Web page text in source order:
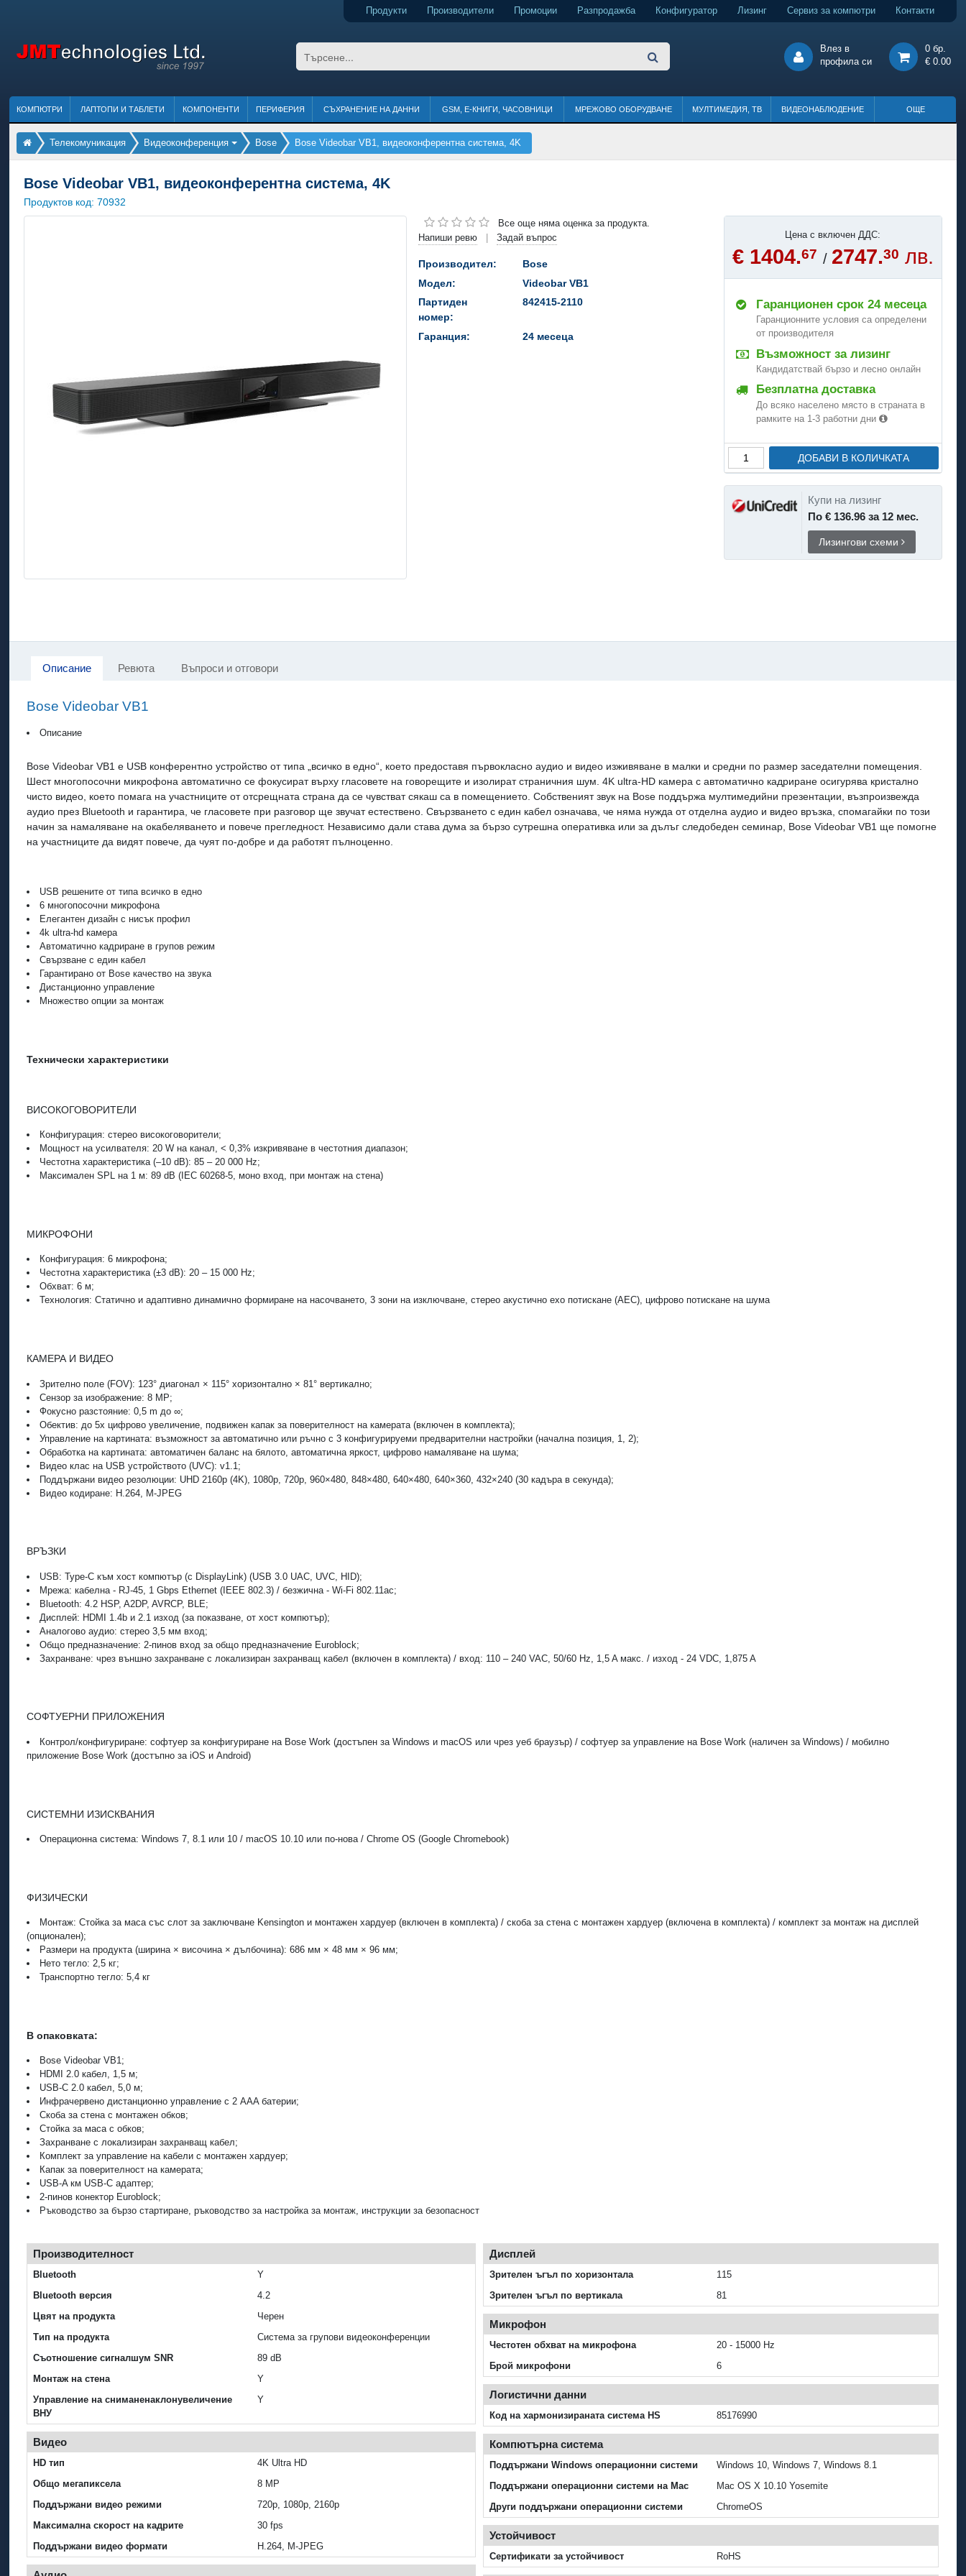
Продукти Производители Промоции Разпродажба Конфигуратор Лизинг Сервиз за компютри Контакти
Влез в
профила си
0 бр.
€ 0.00
КОМПЮТРИ ЛАПТОПИ И ТАБЛЕТИ КОМПОНЕНТИ ПЕРИФЕРИЯ СЪХРАНЕНИЕ НА ДАННИ GSM, Е-КНИГИ, ЧАСОВНИЦИ МРЕЖОВО ОБОРУДВАНЕ МУЛТИМЕДИЯ, ТВ ВИДЕОНАБЛЮДЕНИЕ ОЩЕ
Телекомуникация Видеоконференция Bose Bose Videobar VB1, видеоконферентна система, 4K
Bose Videobar VB1, видеоконферентна система, 4K
Продуктов код:70932
Все още няма оценка за продукта.
Напиши ревю
Задай въпрос
Производител:
Bose
Модел:
Videobar VB1
Партиден
номер:
842415-2110
Гаранция: 24 месеца
Цена с включен ДДС:
€ 1404.67 / 2747.30 лв.
Гаранционен срок 24 месеца
Гаранционните условия са определени
от производителя
Възможност за лизинг
Кандидатствай бързо и лесно онлайн
Безплатна доставка
До всяко населено място в страната в
рамките на 1-3 работни дни
ДОБАВИ В КОЛИЧКАТА
Купи на лизинг
По € 136.96 за 12 мес.
Лизингови схеми
Описание Ревюта Въпроси и отговори
Bose Videobar VB1
Описание
Bose Videobar VB1 е USB конферентно устройство от типа „всичко в едно“, което предоставя първокласно аудио и видео изживяване в малки и средни по размер заседателни помещения.
Шест многопосочни микрофона автоматично се фокусират върху гласовете на говорещите и изолират страничния шум. 4K ultra-HD камера с автоматично кадриране осигурява кристално
чисто видео, което помага на участниците от отсрещната страна да се чувстват сякаш са в помещението. Собственият звук на Bose поддържа мултимедийни презентации, възпроизвежда
аудио през Bluetooth и гарантира, че гласовете при разговор ще звучат естествено. Свързването с един кабел означава, че няма нужда от отделна аудио и видео връзка, спомагайки по този
начин за намаляване на окабеляването и повече прегледност. Независимо дали става дума за бързо сутрешна оперативка или за дълъг следобеден семинар, Bose Videobar VB1 ще помогне
на участниците да видят повече, да чуят по-добре и да работят пълноценно.
USB решените от типа всичко в едно
6 многопосочни микрофона
Елегантен дизайн с нисък профил
4k ultra-hd камера
Автоматично кадриране в групов режим
Свързване с един кабел
Гарантирано от Bose качество на звука
Дистанционно управление
Множество опции за монтаж
Технически характеристики
ВИСОКОГОВОРИТЕЛИ
Конфигурация: стерео високоговорители;
Мощност на усилвателя: 20 W на канал, < 0,3% изкривяване в честотния диапазон;
Честотна характеристика (–10 dB): 85 – 20 000 Hz;
Максимален SPL на 1 м: 89 dB (IEC 60268-5, моно вход, при монтаж на стена)
МИКРОФОНИ
Конфигурация: 6 микрофона;
Честотна характеристика (±3 dB): 20 – 15 000 Hz;
Обхват: 6 м;
Технология: Статично и адаптивно динамично формиране на насочването, 3 зони на изключване, стерео акустично ехо потискане (AEC), цифрово потискане на шума
КАМЕРА И ВИДЕО
Зрително поле (FOV): 123° диагонал × 115° хоризонтално × 81° вертикално;
Сензор за изображение: 8 MP;
Фокусно разстояние: 0,5 m до ∞;
Обектив: до 5x цифрово увеличение, подвижен капак за поверителност на камерата (включен в комплекта);
Управление на картината: възможност за автоматично или ръчно с 3 конфигурируеми предварителни настройки (начална позиция, 1, 2);
Обработка на картината: автоматичен баланс на бялото, автоматична яркост, цифрово намаляване на шума;
Видео клас на USB устройството (UVC): v1.1;
Поддържани видео резолюции: UHD 2160p (4K), 1080p, 720p, 960×480, 848×480, 640×480, 640×360, 432×240 (30 кадъра в секунда);
Видео кодиране: H.264, M-JPEG
ВРЪЗКИ
USB: Type-C към хост компютър (с DisplayLink) (USB 3.0 UAC, UVC, HID);
Мрежа: кабелна - RJ-45, 1 Gbps Ethernet (IEEE 802.3) / безжична - Wi-Fi 802.11ac;
Bluetooth: 4.2 HSP, A2DP, AVRCP, BLE;
Дисплей: HDMI 1.4b и 2.1 изход (за показване, от хост компютър);
Аналогово аудио: стерео 3,5 мм вход;
Общо предназначение: 2-пинов вход за общо предназначение Euroblock;
Захранване: чрез външно захранване с локализиран захранващ кабел (включен в комплекта) / вход: 110 – 240 VAC, 50/60 Hz, 1,5 A макс. / изход - 24 VDC, 1,875 A
СОФТУЕРНИ ПРИЛОЖЕНИЯ
Контрол/конфигуриране: софтуер за конфигуриране на Bose Work (достъпен за Windows и macOS или чрез уеб браузър) / софтуер за управление на Bose Work (наличен за Windows) / мобилно
приложение Bose Work (достъпно за iOS и Android)
СИСТЕМНИ ИЗИСКВАНИЯ
Операционна система: Windows 7, 8.1 или 10 / macOS 10.10 или по-нова / Chrome OS (Google Chromebook)
ФИЗИЧЕСКИ
Монтаж: Стойка за маса със слот за заключване Kensington и монтажен хардуер (включен в комплекта) / скоба за стена с монтажен хардуер (включена в комплекта) / комплект за монтаж на дисплей
(опционален);
Размери на продукта (ширина × височина × дълбочина): 686 мм × 48 мм × 96 мм;
Нето тегло: 2,5 кг;
Транспортно тегло: 5,4 кг
В опаковката:
Bose Videobar VB1;
HDMI 2.0 кабел, 1,5 м;
USB-C 2.0 кабел, 5,0 м;
Инфрачервено дистанционно управление с 2 AAA батерии;
Скоба за стена с монтажен обков;
Стойка за маса с обков;
Захранване с локализиран захранващ кабел;
Комплект за управление на кабели с монтажен хардуер;
Капак за поверителност на камерата;
USB-A км USB-C адаптер;
2-пинов конектор Euroblock;
Ръководство за бързо стартиране, ръководство за настройка за монтаж, инструкции за безопасност
Производителност
Bluetooth
Y
Bluetooth версия
4.2
Цвят на продукта
Черен
Тип на продукта
Система за групови видеоконференции
Cъотношение сигналшум SNR
89 dB
Монтаж на стена
Y
Управление на сниманенаклонувеличение
ВНУ
Y
Видео
HD тип
4K Ultra HD
Общо мегапиксела
8 MP
Поддържани видео режими
720p, 1080p, 2160p
Максимална скорост на кадрите
30 fps
Поддържани видео формати
H.264, M-JPEG
Дисплей
Зрителен ъгъл по хоризонтала
115
Зрителен ъгъл по вертикала
81
Микрофон
Честотен обхват на микрофона
20 - 15000 Hz
Брой микрофони
6
Логистични данни
Код на хармонизираната система HS 85176990
Компютърна система
Поддържани Windows операционни системи
Windows 10, Windows 7, Windows 8.1
Поддържани операционни системи на Mac
Mac OS X 10.10 Yosemite
Други поддържани операционни системи
ChromeOS
Устойчивост
Сертификати за устойчивост RoHS